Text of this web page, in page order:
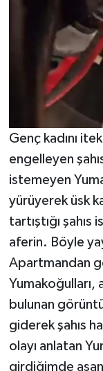
Genç kadını
engelleyen
istemeyen
yürüyerek üsk
tartıştığı şahıs
aferin. Böyle
Apartmandan
Yumakoğulları,
bulunan
giderek şahıs
olayı anlatan
girdiğimde